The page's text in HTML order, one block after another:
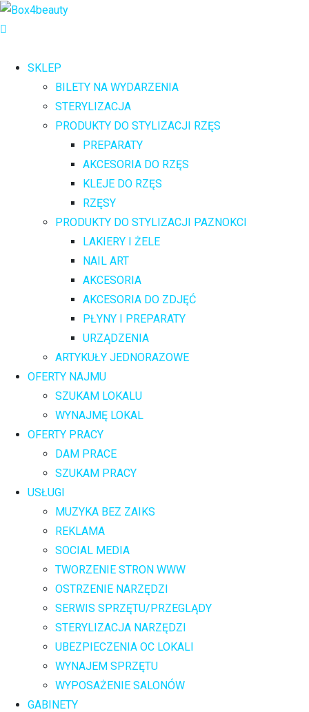
SKLEP
BILETY NA WYDARZENIA
STERYLIZACJA
PRODUKTY DO STYLIZACJI RZĘS
PREPARATY
AKCESORIA DO RZĘS
KLEJE DO RZĘS
RZĘSY
PRODUKTY DO STYLIZACJI PAZNOKCI
LAKIERY I ŻELE
NAIL ART
AKCESORIA
AKCESORIA DO ZDJĘĆ
PŁYNY I PREPARATY
URZĄDZENIA
ARTYKUŁY JEDNORAZOWE
OFERTY NAJMU
SZUKAM LOKALU
WYNAJMĘ LOKAL
OFERTY PRACY
DAM PRACE
SZUKAM PRACY
USŁUGI
MUZYKA BEZ ZAIKS
REKLAMA
SOCIAL MEDIA
TWORZENIE STRON WWW
OSTRZENIE NARZĘDZI
SERWIS SPRZĘTU/PRZEGLĄDY
STERYLIZACJA NARZĘDZI
UBEZPIECZENIA OC LOKALI
WYNAJEM SPRZĘTU
WYPOSAŻENIE SALONÓW
GABINETY